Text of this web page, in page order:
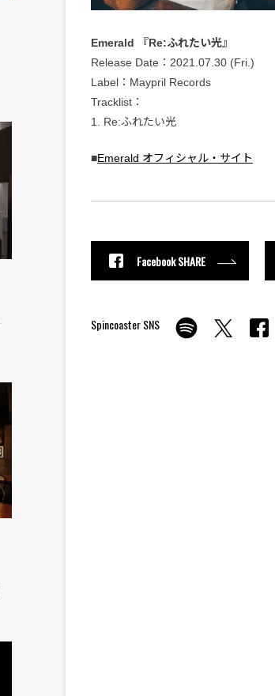
Emerald 『Re:ふれたい光』
Release Date：2021.07.30 (Fri.)
Label：Maypril Records
Tracklist：
1. Re:ふれたい光
■Emerald オフィシャル・サイト
Facebook SHARE
Spincoaster SNS